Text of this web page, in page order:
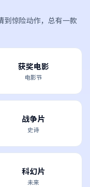
到惊险动作，总有一款
获奖电影
电影节
战争片
史诗
科幻片
未来